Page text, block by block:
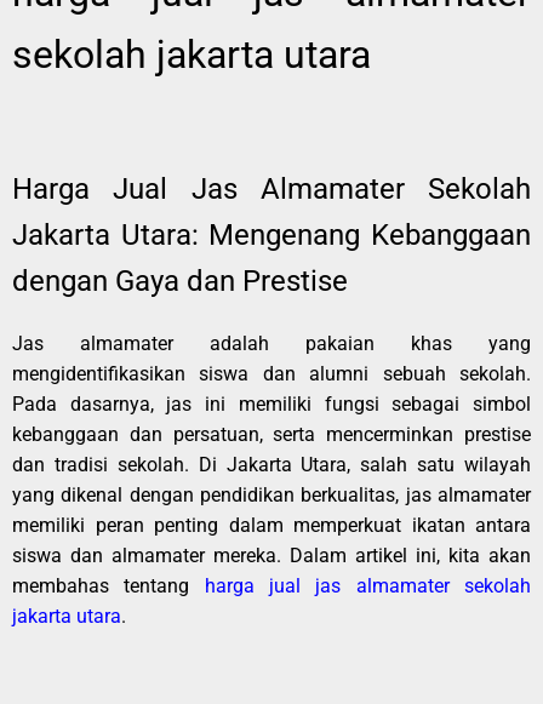
sekolah jakarta utara
Harga Jual Jas Almamater Sekolah
Jakarta Utara: Mengenang Kebanggaan
dengan Gaya dan Prestise
Jas almamater adalah pakaian khas yang
mengidentifikasikan siswa dan alumni sebuah sekolah.
Pada dasarnya, jas ini memiliki fungsi sebagai simbol
kebanggaan dan persatuan, serta mencerminkan prestise
dan tradisi sekolah. Di Jakarta Utara, salah satu wilayah
yang dikenal dengan pendidikan berkualitas, jas almamater
memiliki peran penting dalam memperkuat ikatan antara
siswa dan almamater mereka. Dalam artikel ini, kita akan
membahas tentang harga jual jas almamater sekolah
jakarta utara.